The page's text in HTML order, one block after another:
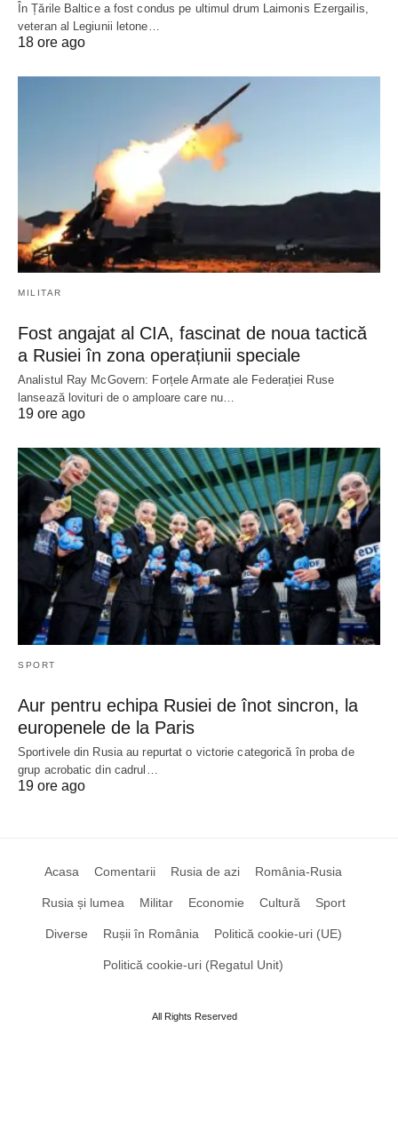
În Țările Baltice a fost condus pe ultimul drum Laimonis Ezergailis,
veteran al Legiunii letone…
18 ore ago
MILITAR
Fost angajat al CIA, fascinat de noua tactică
a Rusiei în zona operațiunii speciale
Analistul Ray McGovern: Forțele Armate ale Federației Ruse
lansează lovituri de o amploare care nu…
19 ore ago
SPORT
Aur pentru echipa Rusiei de înot sincron, la
europenele de la Paris
Sportivele din Rusia au repurtat o victorie categorică în proba de
grup acrobatic din cadrul…
19 ore ago
Acasa Comentarii Rusia de azi România-Rusia
Rusia și lumea Militar Economie Cultură Sport
Diverse Rușii în România Politică cookie-uri (UE)
Politică cookie-uri (Regatul Unit)
All Rights Reserved